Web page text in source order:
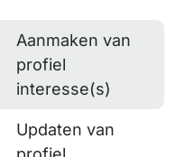
Aanmaken van
profiel
interesse(s)
Updaten van